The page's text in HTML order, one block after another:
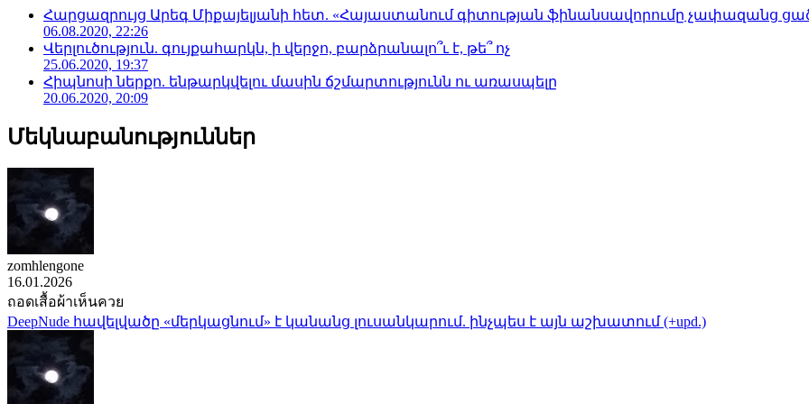
Հարցազրույց Արեգ Միքայելյանի հետ. «Հայաստանում գիտության ֆինանսավորումը չափազանց
06.08.2020, 22:26
Վերլուծություն. գույքահարկն, ի վերջո, բարձրանալո՞ւ է, թե՞ ոչ
25.06.2020, 19:37
Հիպնոսի ներքո. ենթարկվելու մասին ճշմարտությունն ու առասպելը
20.06.2020, 20:09
Մեկնաբանություններ
zomhlengone
16.01.2026
ถอดเสื้อผ้าเห็นควย
DeepNude հավելվածը «մերկացնում» է կանանց լուսանկարում. ինչպես է այն աշխատում (+upd.)